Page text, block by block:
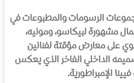
الرسومات والمطبوعات في
مشهورة لبيكاسو، ومونيه،
على معارض مؤقتة لفنانين
الداخلي الفاخر الذي يعكس
الإمبراطورية.